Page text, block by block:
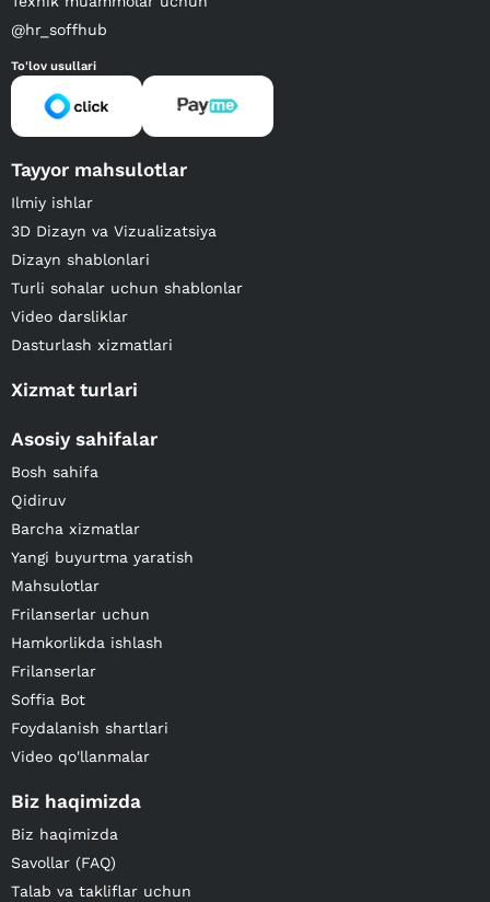
@hr_soffhub
To'lov usullari
Tayyor mahsulotlar
Ilmiy ishlar
3D Dizayn va Vizualizatsiya
Dizayn shablonlari
Turli sohalar uchun shablonlar
Video darsliklar
Dasturlash xizmatlari
Xizmat turlari
Asosiy sahifalar
Bosh sahifa
Qidiruv
Barcha xizmatlar
Yangi buyurtma yaratish
Mahsulotlar
Frilanserlar uchun
Hamkorlikda ishlash
Frilanserlar
Soffia Bot
Foydalanish shartlari
Video qo'llanmalar
Biz haqimizda
Biz haqimizda
Savollar (FAQ)
Talab va takliflar uchun